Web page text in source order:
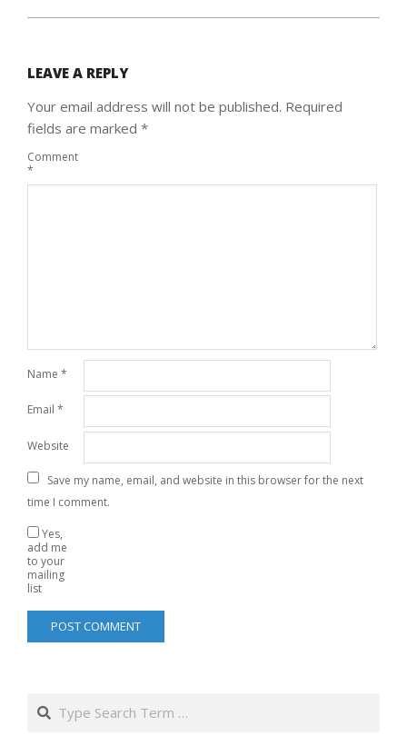
LEAVE A REPLY
Your email address will not be published. Required
fields are marked *
Comment
*
Name *
Email *
Website
Save my name, email, and website in this browser for the next
time I comment.
Yes,
add me
to your
mailing
list
Search